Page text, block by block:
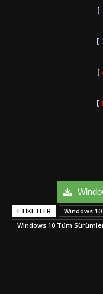
[
[
[
[
ETIKETLER Windows 10
Windows 10 Tüm